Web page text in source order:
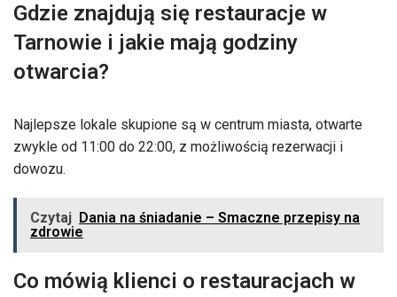
Gdzie znajdują się restauracje w
Tarnowie i jakie mają godziny
otwarcia?
Najlepsze lokale skupione są w centrum miasta, otwarte
zwykle od 11:00 do 22:00, z możliwością rezerwacji i
dowozu.
Czytaj Dania na śniadanie – Smaczne przepisy na
zdrowie
Co mówią klienci o restauracjach w